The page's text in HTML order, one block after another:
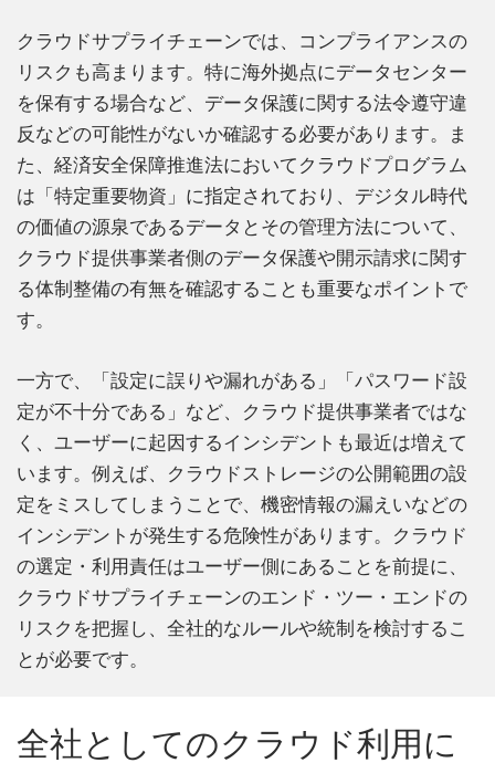
クラウドサプライチェーンでは、コンプライアンスの
リスクも高まります。特に海外拠点にデータセンター
を保有する場合など、データ保護に関する法令遵守違
反などの可能性がないか確認する必要があります。ま
た、経済安全保障推進法においてクラウドプログラム
は「特定重要物資」に指定されており、デジタル時代
の価値の源泉であるデータとその管理方法について、
クラウド提供事業者側のデータ保護や開示請求に関す
る体制整備の有無を確認することも重要なポイントで
す。
一方で、「設定に誤りや漏れがある」「パスワード設
定が不十分である」など、クラウド提供事業者ではな
く、ユーザーに起因するインシデントも最近は増えて
います。例えば、クラウドストレージの公開範囲の設
定をミスしてしまうことで、機密情報の漏えいなどの
インシデントが発生する危険性があります。クラウド
の選定・利用責任はユーザー側にあることを前提に、
クラウドサプライチェーンのエンド・ツー・エンドの
リスクを把握し、全社的なルールや統制を検討するこ
とが必要です。
全社としてのクラウド利用に